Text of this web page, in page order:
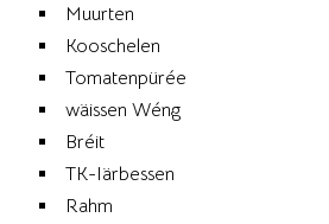
Muurten
Kooschelen
Tomatenpürée
wäissen Wéng
Bréit
TK-Iärbessen
Rahm